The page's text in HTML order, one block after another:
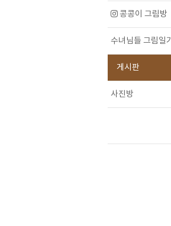
콩콩이 그림방
수녀님들 그림일기
게시판
사진방